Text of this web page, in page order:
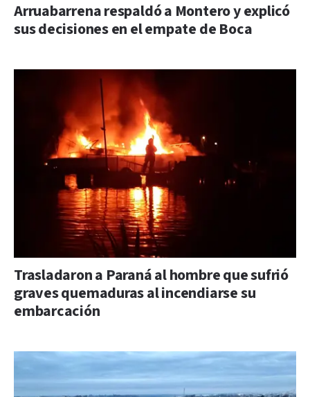
Arruabarrena respaldó a Montero y explicó
sus decisiones en el empate de Boca
Trasladaron a Paraná al hombre que sufrió
graves quemaduras al incendiarse su
embarcación